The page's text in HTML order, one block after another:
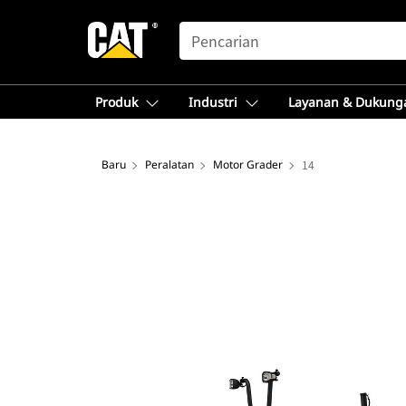
SEARCH
Produk Industri Layanan &
Baru Peralatan Motor Grader 14